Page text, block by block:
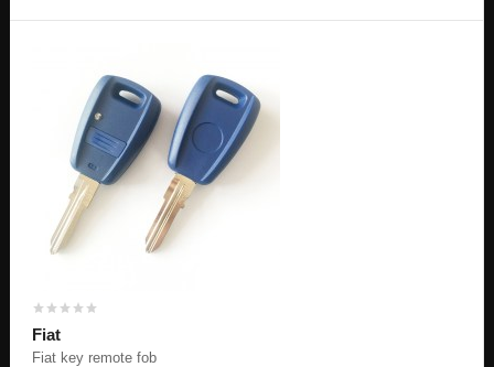
Fiat
Fiat key remote fob